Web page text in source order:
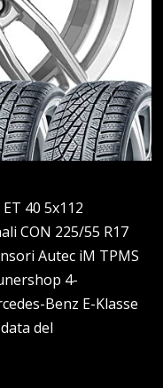
40 5x112
CON 225/55 R17
Autec iM TPMS
4-
Benz E-Klasse
del